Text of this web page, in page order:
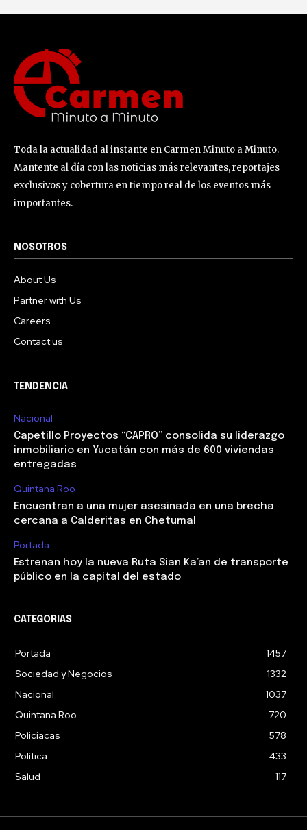
Toda la actualidad al instante en Carmen Minuto a Minuto.
Mantente al día con las noticias más relevantes, reportajes
exclusivos y cobertura en tiempo real de los eventos más
importantes.
NOSOTROS
About Us
Partner with Us
Careers
Contact us
TENDENCIA
Nacional
Capetillo Proyectos “CAPRO” consolida su liderazgo
inmobiliario en Yucatán con más de 600 viviendas
entregadas
Quintana Roo
Encuentran a una mujer asesinada en una brecha
cercana a Calderitas en Chetumal
Portada
Estrenan hoy la nueva Ruta Sian Ka’an de transporte
público en la capital del estado
CATEGORIAS
Portada
1457
Sociedad y Negocios
1332
Nacional
1037
Quintana Roo
720
Policiacas
578
Política
433
Salud
117